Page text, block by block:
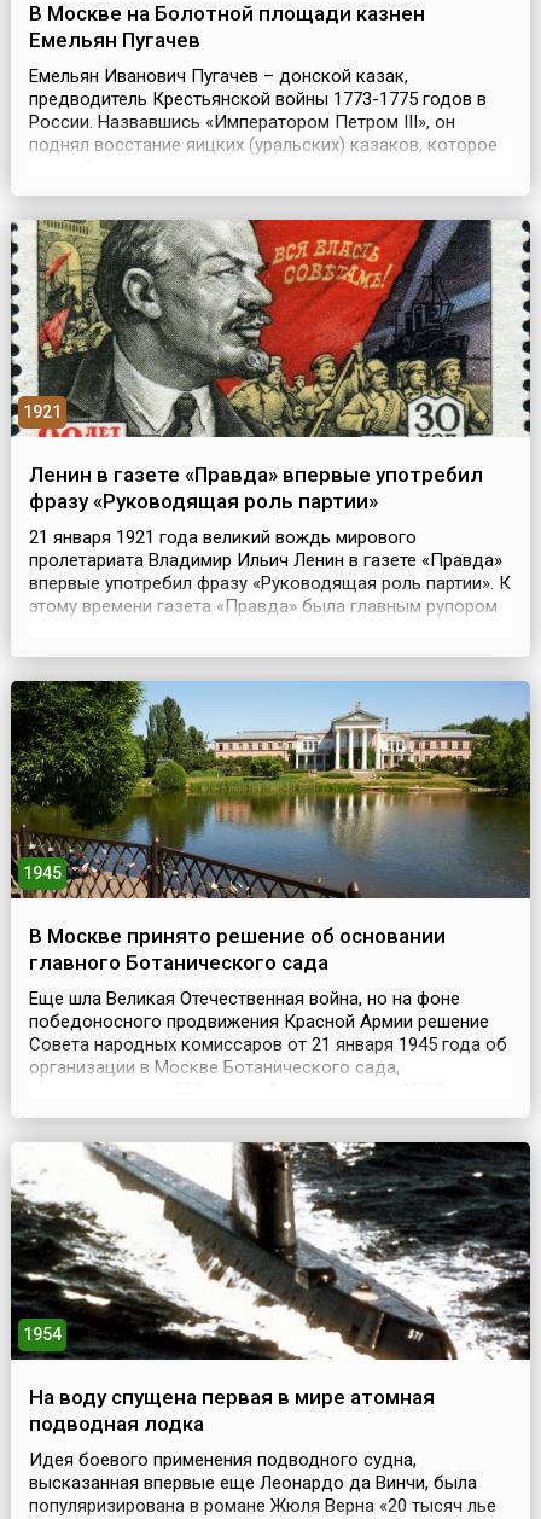
В Москве на Болотной площади казнен
Емельян Пугачев
Емельян Иванович Пугачев – донской казак,
предводитель Крестьянской войны 1773-1775 годов в
России. Назвавшись «Императором Петром III», он
поднял восстание яицких (уральских) казаков, которое
восстание, пожалуй, самое большое в истории
был разбит в битве у Солениковой ватаги и с остатками
войска бежа...
1921
Ленин в газете «Правда» впервые употребил
фразу «Руководящая роль партии»
21 января 1921 года великий вождь мирового
пролетариата Владимир Ильич Ленин в газете «Правда»
впервые употребил фразу «Руководящая роль партии». К
этому времени газета «Правда» была главным рупором
органом. Речь шла о коммунистической партии,
создана в России на рубеже 19-20 веков на базе
несколь...
1945
В Москве принято решение об основании
главного Ботанического сада
Еще шла Великая Отечественная война, но на фоне
победоносного продвижения Красной Армии решение
Совета народных комиссаров от 21 января 1945 года об
организации в Москве Ботанического сада,
знаменовало собой начало новой эпохи созидательной
ботанического сада считается дата принятия 14 апреля
1945 года Презид...
1954
На воду спущена первая в мире атомная
подводная лодка
Идея боевого применения подводного судна,
высказанная впервые еще Леонардо да Винчи, была
популяризирована в романе Жюля Верна «20 тысяч лье